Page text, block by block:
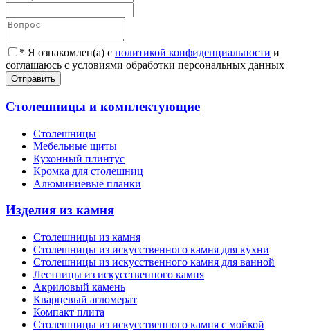
* Я ознакомлен(а) с политикой конфиденциальности и
соглашаюсь с условиями обработки персональных данных
Отправить
Столешницы и комплектующие
Столешницы
Мебельные щиты
Кухонный плинтус
Кромка для столешниц
Алюминиевые планки
Изделия из камня
Столешницы из камня
Cтолешницы из искусственного камня для кухни
Cтолешницы из искусственного камня для ванной
Лестницы из искусственного камня
Акриловый камень
Кварцевый агломерат
Компакт плита
Столешницы из искусственного камня с мойкой